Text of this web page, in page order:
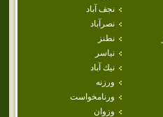
نجف آباد
نصرآباد
نطنز
نياسر
نيك آباد
ورزنه
ورنامخواست
وزوان